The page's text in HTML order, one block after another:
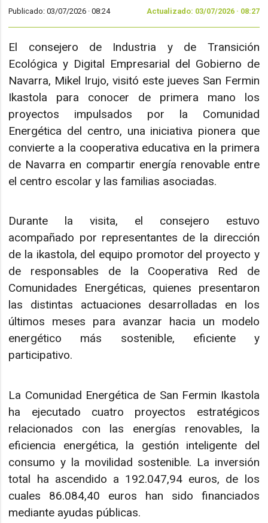
Publicado: 03/07/2026 ·08:24 Actualizado: 03/07/2026 · 08:27
El consejero de Industria y de Transición
Ecológica y Digital Empresarial del Gobierno de
Navarra, Mikel Irujo, visitó este jueves San Fermin
Ikastola para conocer de primera mano los
proyectos impulsados por la Comunidad
Energética del centro, una iniciativa pionera que
convierte a la cooperativa educativa en la primera
de Navarra en compartir energía renovable entre
el centro escolar y las familias asociadas.
Durante la visita, el consejero estuvo
acompañado por representantes de la dirección
de la ikastola, del equipo promotor del proyecto y
de responsables de la Cooperativa Red de
Comunidades Energéticas, quienes presentaron
las distintas actuaciones desarrolladas en los
últimos meses para avanzar hacia un modelo
energético más sostenible, eficiente y
participativo.
La Comunidad Energética de San Fermin Ikastola
ha ejecutado cuatro proyectos estratégicos
relacionados con las energías renovables, la
eficiencia energética, la gestión inteligente del
consumo y la movilidad sostenible. La inversión
total ha ascendido a 192.047,94 euros, de los
cuales 86.084,40 euros han sido financiados
mediante ayudas públicas.